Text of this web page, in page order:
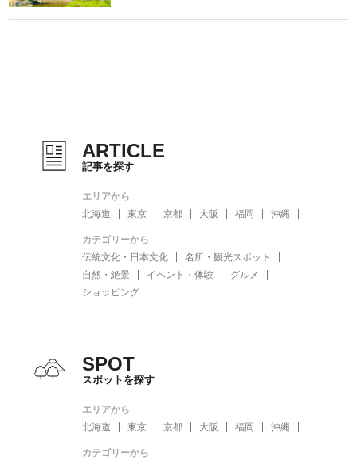
ARTICLE
記事を探す
エリアから
北海道
東京 京都 大阪 福岡 沖縄
カテゴリーから
伝統文化・日本文化
名所・観光スポット
自然・絶景
イベント・体験
グルメ
ショッピング
SPOT
スポットを探す
エリアから
北海道
東京 京都 大阪 福岡 沖縄
カテゴリーから